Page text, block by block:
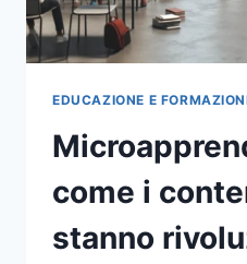
EDUCAZIONE E
come i
stanno